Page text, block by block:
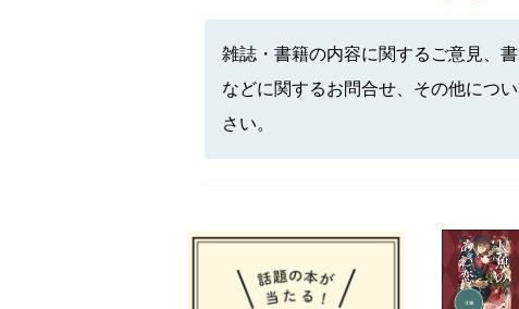
雑誌・書籍の内容に関するご意見、
などに関するお問合せ、その他につ
さい。